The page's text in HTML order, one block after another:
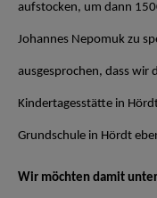
aufstocken, um dann
Johannes Nepomuk zu
ausgesprochen, dass wir
Kindertagesstätte in
Grundschule in Hördt
Wir möchten damit